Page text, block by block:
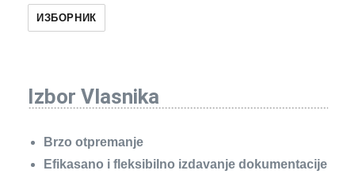
Cosmatos Group of Companies
ИЗБОРНИК
Izbor Vlasnika
Brzo otpremanje
Efikasano i fleksibilno izdavanje dokumentacije